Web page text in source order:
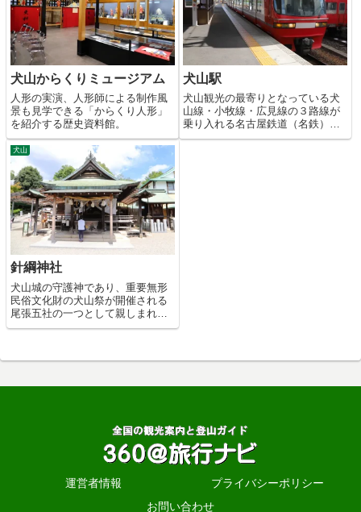
犬山からくりミュージアム
人形の実演、人形師による制作風
景も見学できる「からくり人形」
を紹介する歴史資料館。
犬山駅
犬山観光の最寄りとなっている犬
山線・小牧線・広見線の３路線が
乗り入れる名古屋鉄道（名鉄）の
駅。
犬山
針綱神社
犬山城の守護神であり、重要無形
民俗文化財の犬山祭が開催される
尾張五社の一つとして親しまれて
いる神社。
運営者情報
プライバシーポリシー
お問い合わせ